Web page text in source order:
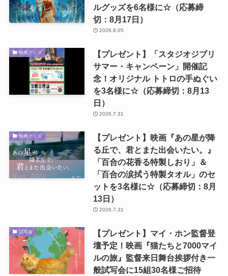
ルグッズを6名様に☆（応募締
切：8月17日）
2026.8.05
映画グッズ
【プレゼント】「スタジオジブリ
サマー・キャンペーン」開催記
念！オリジナル トトロの手ぬぐい
を3名様に☆（応募締切：8月13
日）
2026.7.31
映画グッズ
【プレゼント】映画『あの星が降
る丘で、君とまた出会いたい。』
「百合の花香る特製しおり」＆
「百合の涙拭う特製タオル」のセ
ットを3名様に☆（応募締切：8月
13日）
2026.7.31
試写会
【プレゼント】マイ・ホン監督登
壇予定！映画『猫たちと7000マイ
ルの旅』監督来日舞台挨拶付き一
般試写会に15組30名様ご招待